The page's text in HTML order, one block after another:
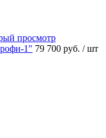
просмотр
1" 79 700 руб. / шт